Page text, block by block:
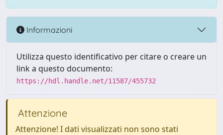
Informazioni
Utilizza questo identificativo per citare o creare un
link a questo documento:
https://hdl.handle.net/11587/455732
Attenzione
Attenzione! I dati visualizzati non sono stati